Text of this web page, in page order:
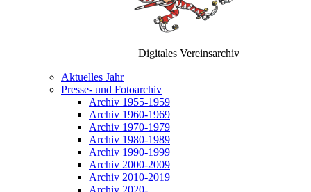
Digitales Vereinsarchiv
Aktuelles Jahr
Presse- und Fotoarchiv
Archiv 1955-1959
Archiv 1960-1969
Archiv 1970-1979
Archiv 1980-1989
Archiv 1990-1999
Archiv 2000-2009
Archiv 2010-2019